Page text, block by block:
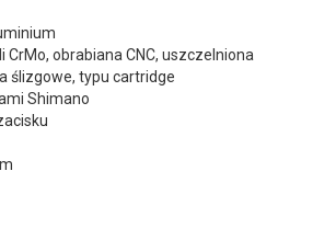
CrMo, obrabiana CNC, uszczelniona
ślizgowe, typu cartridge
Shimano